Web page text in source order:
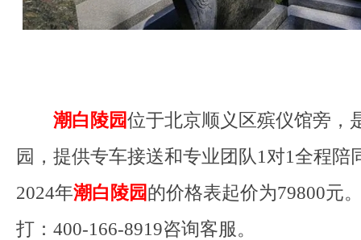
潮白陵园位于北京顺义区殡仪馆旁，
园，提供专车接送和专业团队1对1全程陪
2024年潮白陵园 的价格表起价为79800元
打：400-166-8919咨询客服。